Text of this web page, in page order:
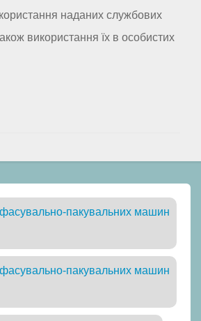
наданих службових
використання їх в особистих
пакувальних машин
пакувальних машин